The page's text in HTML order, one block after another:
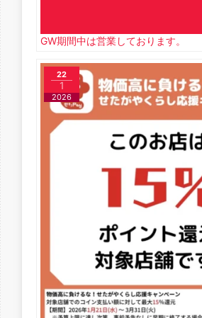
GW期間中は営業しております。
22
1
2026